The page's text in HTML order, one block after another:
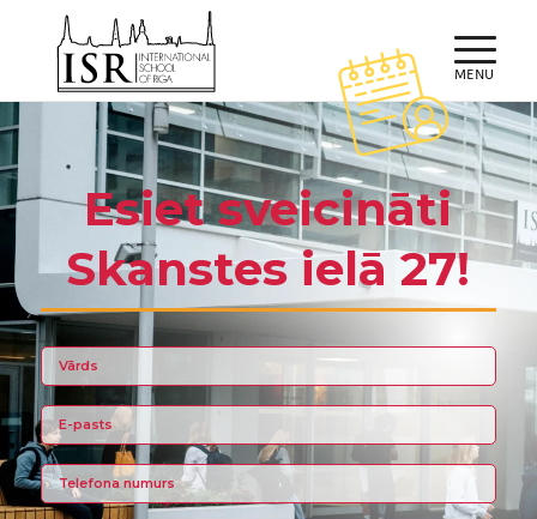
Esiet sveicināti
Skanstes ielā 27!